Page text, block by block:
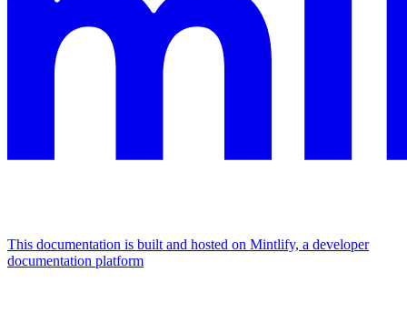
This documentation is built and hosted on Mintlify, a developer
documentation platform